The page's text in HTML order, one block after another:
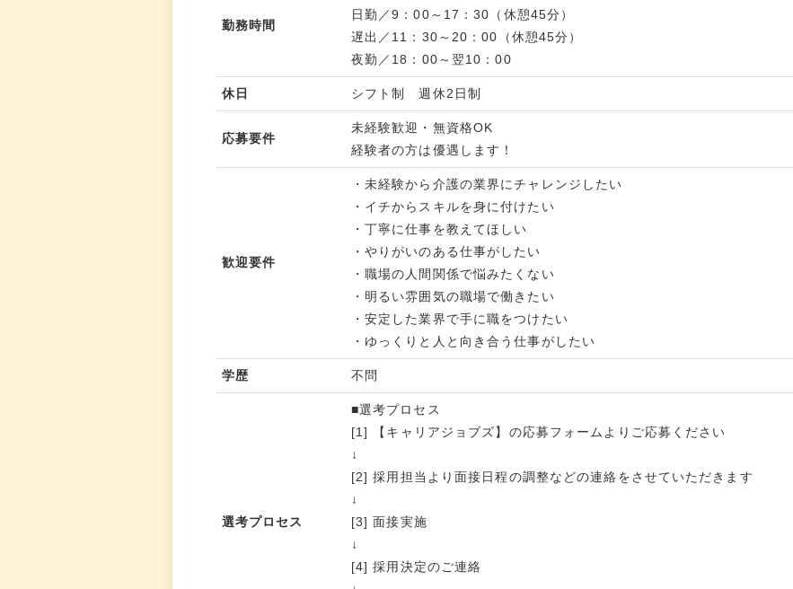
勤務時間
日勤／9：00～17：30（休憩45分）
遅出／11：30～20：00（休憩45分）
夜勤／18：00～翌10：00
休日 シフト制 週休2日制
応募要件
未経験歓迎・無資格OK
経験者の方は優遇します！
歓迎要件
・未経験から介護の業界にチャレンジしたい
・イチからスキルを身に付けたい
・丁寧に仕事を教えてほしい
・やりがいのある仕事がしたい
・職場の人間関係で悩みたくない
・明るい雰囲気の職場で働きたい
・安定した業界で手に職をつけたい
・ゆっくりと人と向き合う仕事がしたい
学歴 不問
選考プロセス
■選考プロセス
[1] 【キャリアジョブズ】の応募フォームよりご応募ください
↓
[2] 採用担当より面接日程の調整などの連絡をさせていただきます
↓
[3] 面接実施
↓
[4] 採用決定のご連絡